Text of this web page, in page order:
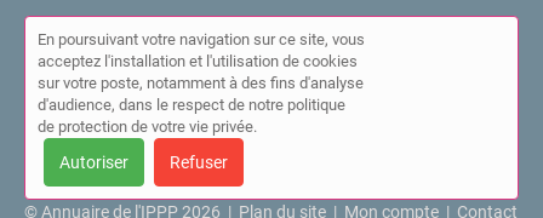
© Annuaire de l'IPPP 2026 | Plan du site | Mon compte | Contact
En poursuivant votre navigation sur ce site, vous
acceptez l'installation et l'utilisation de cookies
sur votre poste, notamment à des fins d'analyse
d'audience, dans le respect de notre politique
de protection de votre vie privée.
Autoriser Refuser